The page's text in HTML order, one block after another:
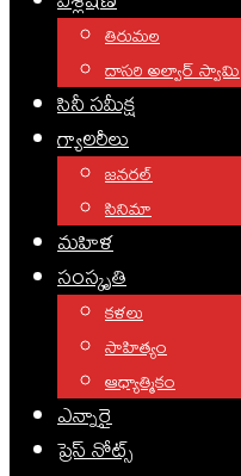
తిరుమల
దాసరి అల్వార్ స్వామి
సినీ సమీక్ష
గ్యాలరీలు
జనరల్
సినిమా
మహిళ
సంస్కృతి
కళలు
సాహిత్యం
ఆధ్యాత్మికం
ఎన్నారై
ప్రెస్ నోట్స్